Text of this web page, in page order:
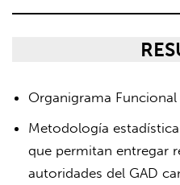
Organigrama
Metodología
que permitan entregar
autoridades del GAD